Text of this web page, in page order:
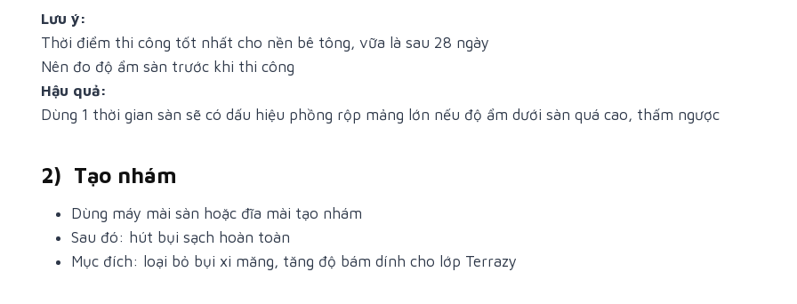
Lưu ý:
Thời điểm thi công tốt nhất cho nền bê tông, vữa là sau 28 ngày
Nên đo độ ẩm sàn trước khi thi công
Hậu quả:
Dùng 1 thời gian sàn sẽ có dấu hiệu phồng rộp mảng lớn nếu độ ẩm dưới sàn quá cao, thấm ngược
2) Tạo nhám
Dùng máy mài sàn hoặc đĩa mài tạo nhám
Sau đó: hút bụi sạch hoàn toàn
Mục đích: loại bỏ bụi xi măng, tăng độ bám dính cho lớp Terrazy